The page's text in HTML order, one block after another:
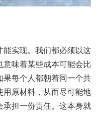
实现。我们都必须以这
味着某些成本可能会比
每个人都朝着同一个共
原材料，从而尽可能地
担一份责任。这本身就